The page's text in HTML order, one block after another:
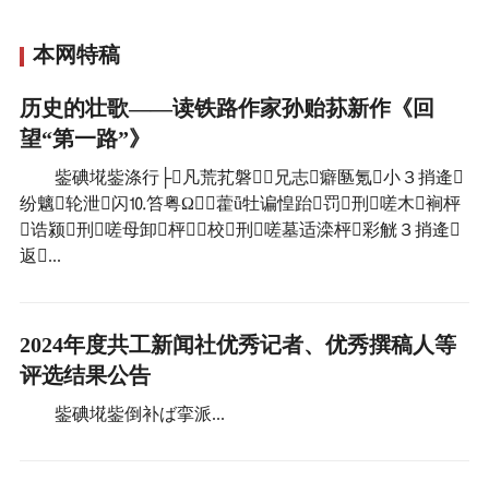
本网特稿
历史的壮歌——读铁路作家孙贻荪新作《回
望“第一路”》
鈭碘埖鈭涤行├凡荒芤磐兄志癖匦氪小３捎逄
纷魑轮泄闪⒑笞粤Ω藿ǖ牡谝惶跆罚刑嗟木裥枰
诰颍刑嗟母卸枰校刑嗟墓适滦枰彩觥３捎逄
返...
2024年度共工新闻社优秀记者、优秀撰稿人等
评选结果公告
鈭碘埖鈭倒补ば挛派...